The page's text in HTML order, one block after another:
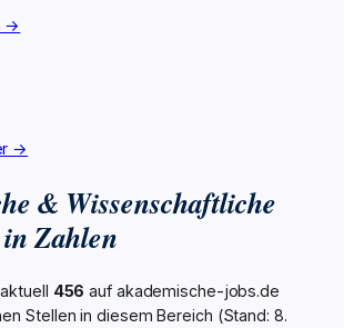
→
→
& Wissenschaftliche
Zahlen
456 auf akademische-jobs.de
Stellen in diesem Bereich (Stand: 8.